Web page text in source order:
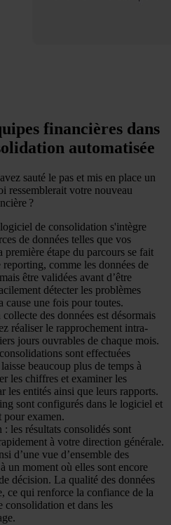
financières dans
automatisée
sauté le pas et mis en place un
ressemblerait votre nouveau
?
de consolidation s'intègre
de données telles que vos
première étape du parcours se fait
comme les données de
être validées avant d’être
détecter les problèmes
cause une fois pour toutes.
des données est désormais
réaliser le rapprochement intra-
jours ouvrables de chaque mois.
sont effectuées
beaucoup plus de temps à
les chiffres et examiner les
les entités ainsi que leurs rapports.
sont configurés dans le logiciel et
pour examen.
les résultats consolidés sont
à votre direction générale.
d’une vue d’ensemble des
un moment où elles sont encore
décision. La qualité des données
ce qui renforce la confiance de la
consolidation et dans les